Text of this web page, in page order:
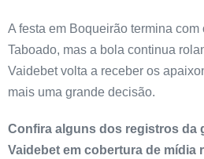
A festa em Boqueirão termina
Taboado, mas a bola continua
Vaidebet volta a receber os
mais uma grande decisão.
Confira alguns dos registros da
Vaidebet em cobertura de mídia